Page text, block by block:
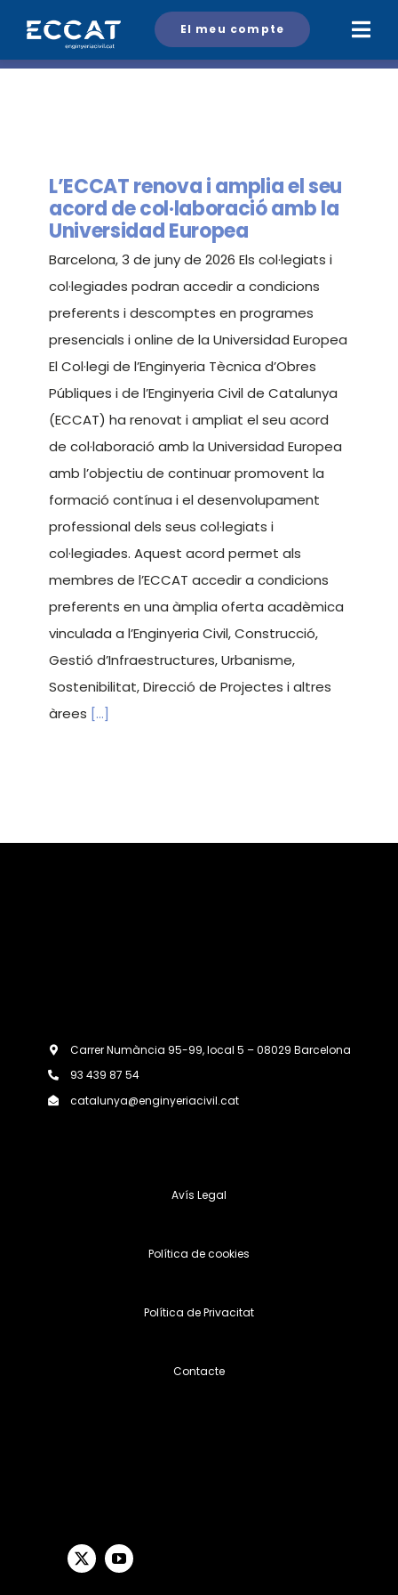
content
El meu compte
L’ECCAT renova i amplia el seu
acord de col·laboració amb la
Universidad Europea
Barcelona, 3 de juny de 2026 Els col·legiats i
col·legiades podran accedir a condicions
preferents i descomptes en programes
presencials i online de la Universidad Europea
El Col·legi de l’Enginyeria Tècnica d’Obres
Públiques i de l’Enginyeria Civil de Catalunya
(ECCAT) ha renovat i ampliat el seu acord
de col·laboració amb la Universidad Europea
amb l’objectiu de continuar promovent la
formació contínua i el desenvolupament
professional dels seus col·legiats i
col·legiades. Aquest acord permet als
membres de l’ECCAT accedir a condicions
preferents en una àmplia oferta acadèmica
vinculada a l’Enginyeria Civil, Construcció,
Gestió d’Infraestructures, Urbanisme,
Sostenibilitat, Direcció de Projectes i altres
àrees [...]
Carrer Numància 95-99, local 5 – 08029 Barcelona
93 439 87 54
catalunya@enginyeriacivil.cat
Avís Legal
Política de cookies
Política de Privacitat
Contacte